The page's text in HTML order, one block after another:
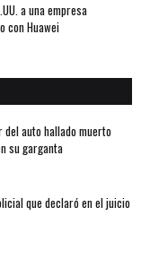
a una empresa
con Huawei
auto hallado muerto
su garganta
que declaró en el juicio